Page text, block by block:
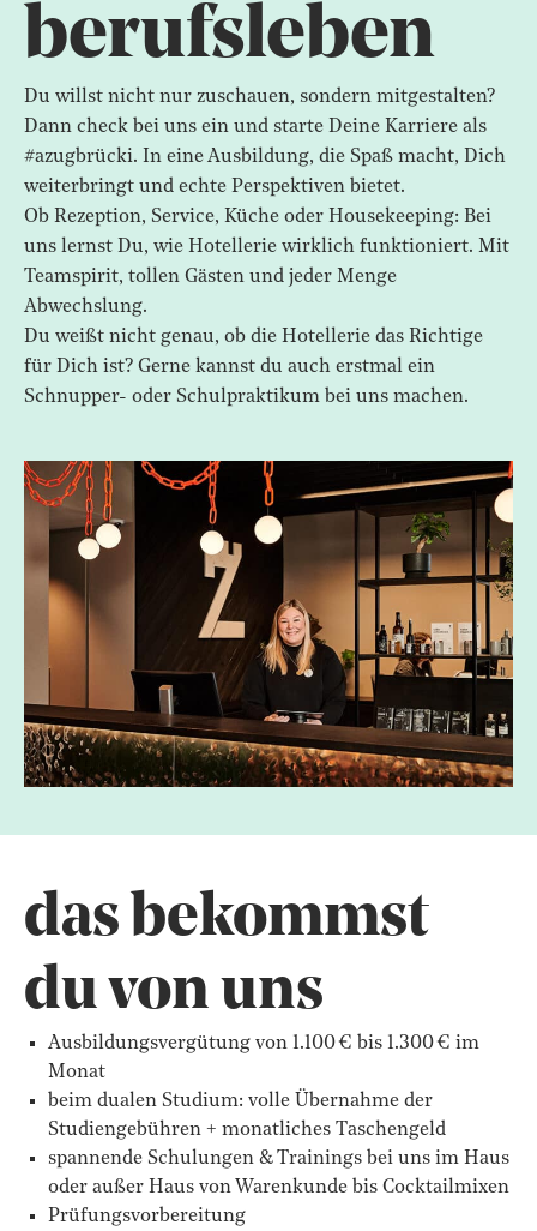
berufsleben
Du willst nicht nur zuschauen, sondern mitgestalten?
Dann check bei uns ein und starte Deine Karriere als
#azugbrücki. In eine Ausbildung, die Spaß macht, Dich
weiterbringt und echte Perspektiven bietet.
Ob Rezeption, Service, Küche oder Housekeeping: Bei
uns lernst Du, wie Hotellerie wirklich funktioniert. Mit
Teamspirit, tollen Gästen und jeder Menge
Abwechslung.
Du weißt nicht genau, ob die Hotellerie das Richtige
für Dich ist? Gerne kannst du auch erstmal ein
Schnupper- oder Schulpraktikum bei uns machen.
das bekommst
du von uns
Ausbildungsvergütung von 1.100 € bis 1.300 € im
Monat
beim dualen Studium: volle Übernahme der
Studiengebühren + monatliches Taschengeld
spannende Schulungen & Trainings bei uns im Haus
oder außer Haus von Warenkunde bis Cocktailmixen
Prüfungsvorbereitung